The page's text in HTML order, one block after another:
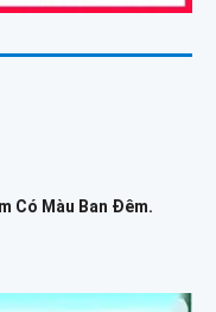
Có Màu Ban Ðêm.